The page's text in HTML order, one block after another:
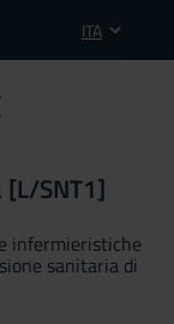
ITA
SNT1]
infermieristiche
sanitaria di